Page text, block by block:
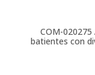
COM-020275
batientes con